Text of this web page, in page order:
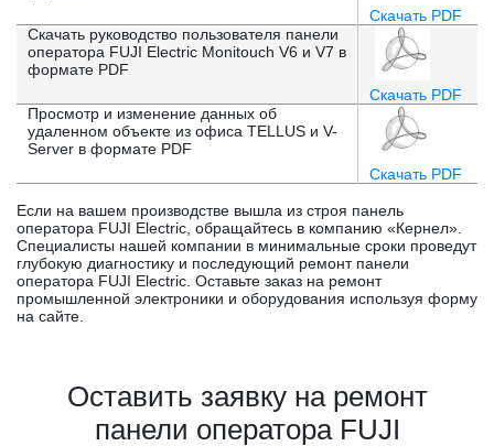
Скачать PDF
Скачать руководство пользователя панели
оператора FUJI Electric Monitouch V6 и V7 в
формате PDF
Скачать PDF
Просмотр и изменение данных об
удаленном объекте из офиса TELLUS и V-
Server в формате PDF
Скачать PDF
Если на вашем производстве вышла из строя панель
оператора FUJI Electric, обращайтесь в компанию «Кернел».
Специалисты нашей компании в минимальные сроки проведут
глубокую диагностику и последующий ремонт панели
оператора FUJI Electric. Оставьте заказ на ремонт
промышленной электроники и оборудования используя форму
на сайте.
Оставить заявку на ремонт
панели оператора FUJI